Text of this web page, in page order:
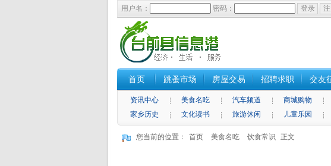
用户名： 密码：
首页 跳蚤市场 房屋交易 招聘求职 交友
资讯中心 美食名吃 汽车频道 商城购物
家乡历史
文化读书 旅游休闲 儿童乐园
您当前的位置： 首页 美食名吃 饮食常识 正文